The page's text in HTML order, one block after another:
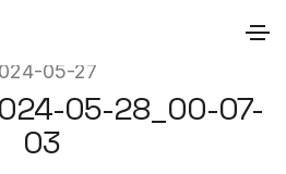
05-27
05-28_00-07-
03